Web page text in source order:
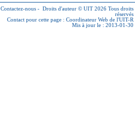
Contactez-nous - Droits d'auteur © UIT 2026 Tous droits
réservés
Contact pour cette page : Coordinateur Web de l'UIT-R
Mis à jour le : 2013-01-30